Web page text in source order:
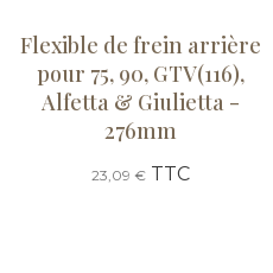
Flexible de frein arrière
pour 75, 90, GTV(116),
Alfetta & Giulietta -
276mm
23,09 €TTC